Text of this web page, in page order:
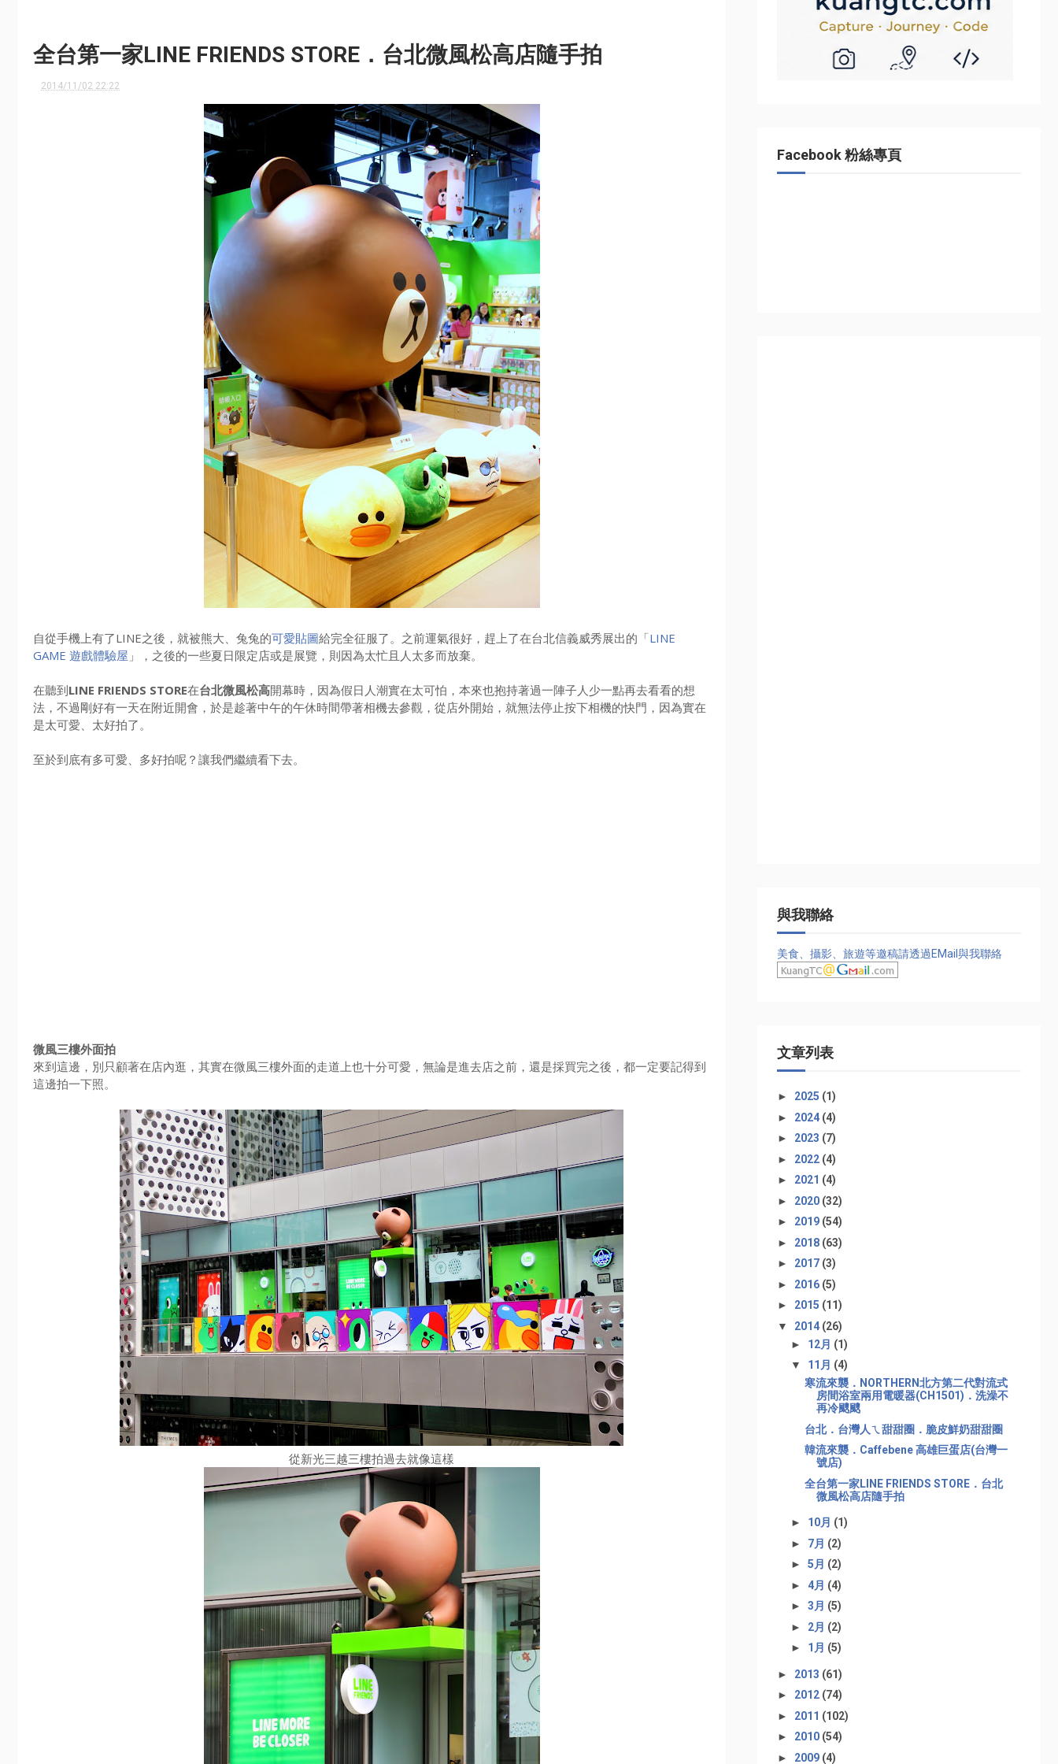
全台第一家LINE FRIENDS STORE．台北微風松高店隨手拍
2014/11/02 22:22
自從手機上有了LINE之後，就被熊大、兔兔的可愛貼圖給完全征服了。之前運氣很好，趕上了在台北信義威秀展出的「LINE
GAME 遊戲體驗屋 」，之後的一些夏日限定店或是展覽，則因為太忙且人太多而放棄。
在聽到LINE FRIENDS STORE在台北微風松高開幕時，因為假日人潮實在太可怕，本來也抱持著過一陣子人少一點再去看看的想
法，不過剛好有一天在附近開會，於是趁著中午的午休時間帶著相機去參觀，從店外開始，就無法停止按下相機的快門，因為實在
是太可愛、太好拍了。
至於到底有多可愛、多好拍呢？讓我們繼續看下去。
微風三樓外面拍
來到這邊，別只顧著在店內逛，其實在微風三樓外面的走道上也十分可愛，無論是進去店之前，還是採買完之後，都一定要記得到
這邊拍一下照。
從新光三越三樓拍過去就像這樣
Facebook 粉絲專頁
與我聯絡
美食、攝影、旅遊等邀稿請透過EMail與我聯絡
文章列表
► 2025 (1)
► 2024 (4)
► 2023 (7)
► 2022 (4)
► 2021 (4)
► 2020 (32)
► 2019 (54)
► 2018 (63)
► 2017 (3)
► 2016 (5)
► 2015 (11)
▼ 2014 (26)
► 12月 (1)
▼ 11月 (4)
寒流來襲．NORTHERN北方第二代對流式
房間浴室兩用電暖器(CH1501)．洗澡不
再冷颼颼
台北．台灣人ㄟ甜甜圈．脆皮鮮奶甜甜圈
韓流來襲．Caffebene 高雄巨蛋店(台灣一
號店)
全台第一家LINE FRIENDS STORE．台北
微風松高店隨手拍
► 10月 (1)
► 7月 (2)
► 5月 (2)
► 4月 (4)
► 3月 (5)
► 2月 (2)
► 1月 (5)
► 2013 (61)
► 2012 (74)
► 2011 (102)
► 2010 (54)
► 2009 (4)